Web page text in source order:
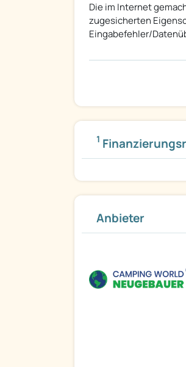
Die im Internet
zugesicherten
Eingabefehler/
1
Anbieter